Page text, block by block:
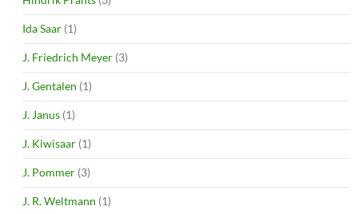
Ida Saar (1)
J. Friedrich Meyer (3)
J. Gentalen (1)
J. Janus (1)
J. Kiwisaar (1)
J. Pommer (3)
J. R. Weltmann (1)